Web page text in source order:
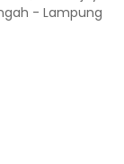
- Lampung